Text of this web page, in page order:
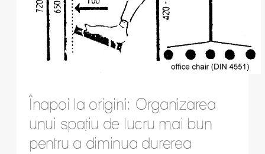
Înapoi la origini: Organizarea
unui spațiu de lucru mai bun
pentru a diminua durerea